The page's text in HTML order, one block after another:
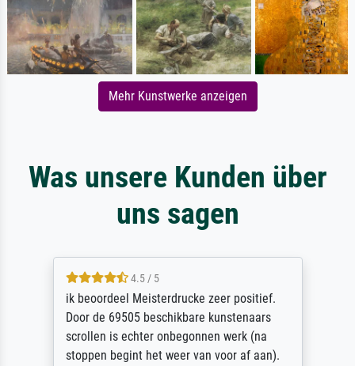
Mehr Kunstwerke anzeigen
Was unsere Kunden über
uns sagen
4.5 / 5
ik beoordeel Meisterdrucke zeer positief.
Door de 69505 beschikbare kunstenaars
scrollen is echter onbegonnen werk (na
stoppen begint het weer van voor af aan).